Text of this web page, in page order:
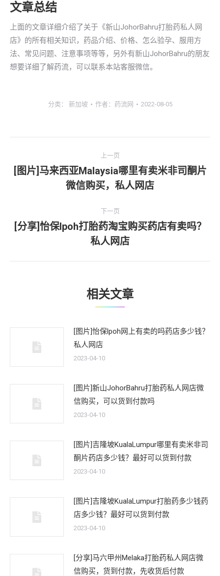
文章总结
上面的文章详细介绍了关于《新山JohorBahru打胎药私人网
店》的所有相关知识，药品介绍、价格、怎么验孕、服用方
法、常见问题、注意事项等等，另外有新山JohorBahru的朋友
想要详细了解药流，可以联系本站客服微信。
分类： 新加坡 作者： 药流网 2022-08-05
章
上一页
一
[图片]马来西亚Malaysia哪里有卖米非司酮片
微信购买，私人网店
下一页
下
一
文
[分享]怡保lpoh打胎药淘宝购买药店有卖吗？
私人网店
相关文章
[图片]怡保lpoh网上有卖的吗药店多少钱？
私人网店
2023-04-10
[图片]新山JohorBahru打胎药私人网店微
信购买，可以货到付款吗
2023-04-10
[图片]吉隆坡KualaLumpur哪里有卖米非司
酮片药店多少钱？最好可以货到付款
2023-04-10
[图片]吉隆坡KualaLumpur打胎药多少钱药
店多少钱？最好可以货到付款
2023-04-10
[分享]马六甲州Melaka打胎药私人网店微
信购买，货到付款，先收货后付款